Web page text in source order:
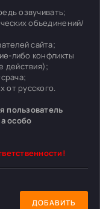
озвучивать;
объединений/
сайта;
либо конфликты
действия);
от русского.
пользователь
особо
ДОБАВИТЬ